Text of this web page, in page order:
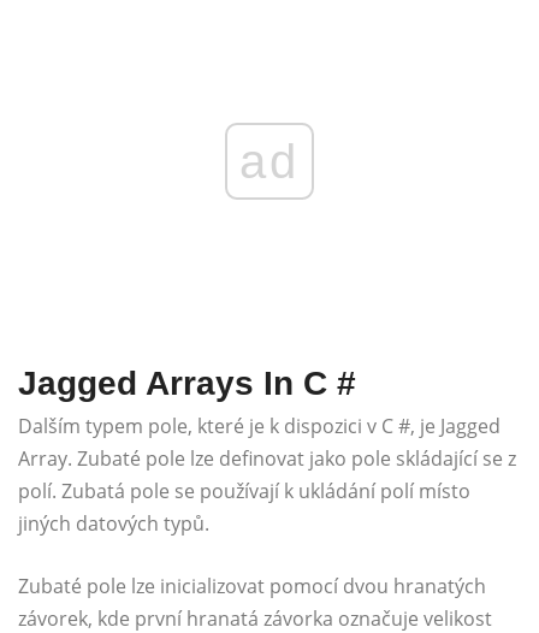
ad
Jagged Arrays In C #
Dalším typem pole, které je k dispozici v C #, je Jagged
Array. Zubaté pole lze definovat jako pole skládající se z
polí. Zubatá pole se používají k ukládání polí místo
jiných datových typů.
Zubaté pole lze inicializovat pomocí dvou hranatých
závorek, kde první hranatá závorka označuje velikost